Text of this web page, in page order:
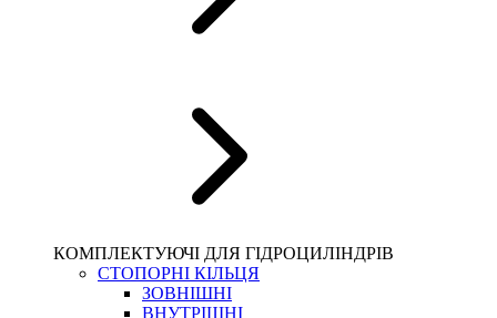
КОМПЛЕКТУЮЧІ ДЛЯ ГІДРОЦИЛІНДРІВ
СТОПОРНІ КІЛЬЦЯ
ЗОВНІШНІ
ВНУТРІШНІ